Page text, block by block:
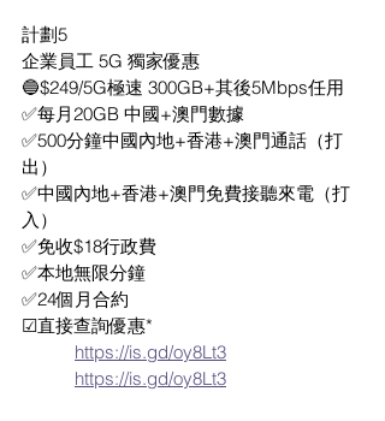
計劃5
企業員工 5G 獨家優惠
🔵$249/5G極速 300GB+其後5Mbps任用
✅每月20GB 中國+澳門數據
✅500分鐘中國內地+香港+澳門通話（打
出）
✅中國內地+香港+澳門免費接聽來電（打
入）
✅免收$18行政費
✅本地無限分鐘
✅24個月合約
☑直接查詢優惠*
https://is.gd/oy8Lt3
https://is.gd/oy8Lt3